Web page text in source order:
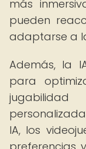
más
pueden
adaptarse a
Además, la
para
IA, los